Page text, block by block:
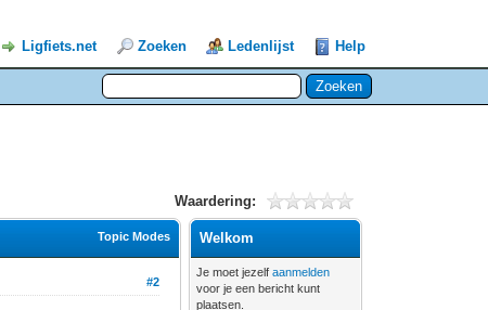
Ligfiets.net Zoeken Ledenlijst Help
Waardering:
Topic Modes
#2
Welkom
Je moet jezelfaanmelden
voor je een bericht kunt
plaatsen.